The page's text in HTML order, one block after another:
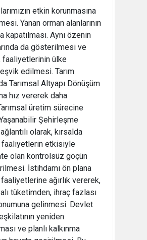
etkin korunmasına
Yanan orman alanlarının
kapatılması. Aynı özenin
da gösterilmesi ve
faaliyetlerinin ülke
edilmesi. Tarım
Tarımsal Altyapı Dönüşüm
hız vererek daha
üretim sürecine
Şehirleşme
olarak, kırsalda
faaliyetlerin etkisiyle
olan kontrolsüz göçün
İstihdamı ön plana
ağırlık vererek,
tüketimden, ihraç fazlası
gelinmesi. Devlet
yeniden
ve planlı kalkınma